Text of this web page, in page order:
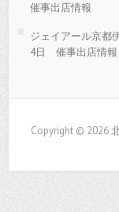
催事出店情報
ジェイアール京都
4日 催事出店情報
Copyright © 2026